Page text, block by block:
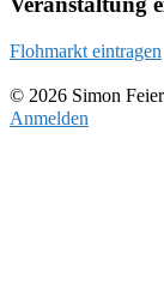
Flohmarkt eintragen
© 2026 Simon
Anmelden